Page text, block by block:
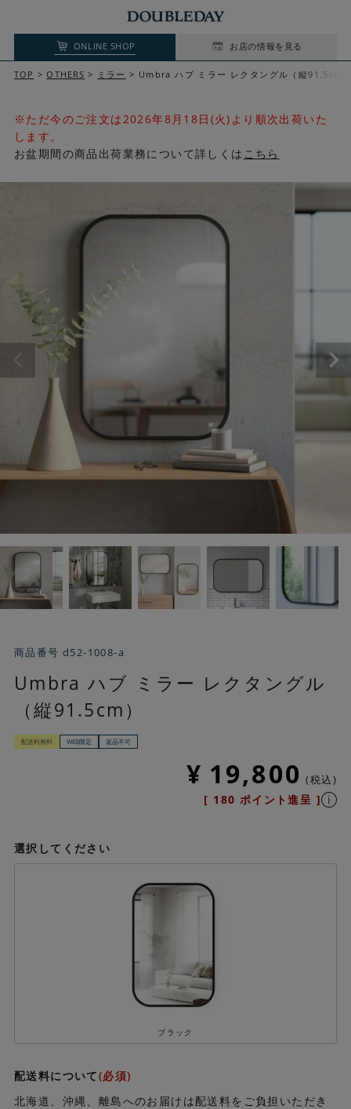
ONLINE SHOP お店の情報を見る
TOP OTHERS ミラー Umbra ハブ ミラー レクタングル（縦91.5cm
※ただ今のご注文は2026年8月18日(火)より順次出荷いた
します。
お盆期間の商品出荷業務について詳しくは こちら
商品番号 d52-1008-a
Umbra ハブ ミラー レクタングル
（縦91.5cm）
配送料無料 WEB限定 返品不可
¥ 19,800 税込
[ 180 ポイント進呈 ]
選択してください
ブラック
配送料について(必須)
北海道、沖縄、離島へのお届けは配送料をご負担いただき